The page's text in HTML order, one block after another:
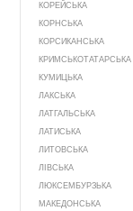
КОРЕЙСЬКА
КОРНСЬКА
КОРСИКАНСЬКА
КРИМСЬКОТАТАРСЬКА
КУМИЦЬКА
ЛАКСЬКА
ЛАТГАЛЬСЬКА
ЛАТИСЬКА
ЛИТОВСЬКА
ЛІВСЬКА
ЛЮКСЕМБУРЗЬКА
МАКЕДОНСЬКА